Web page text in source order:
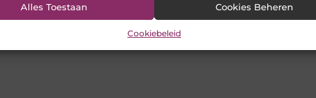
Alles Toestaan Cookies Beheren
Cookiebeleid